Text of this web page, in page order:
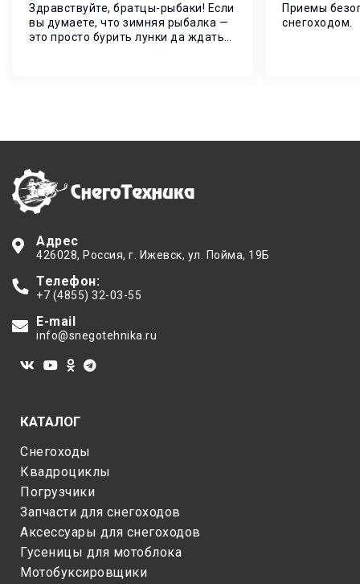
Здравствуйте, братцы-рыбаки! Если
вы думаете, что зимняя рыбалка —
это просто бурить лунки да ждать
Приемы
снегоходом.
Адрес
426028, Россия, г. Ижевск, ул. Пойма, 19Б
Телефон:
+7 (4855) 32-03-55
E-mail
info@snegotehnika.ru
КАТАЛОГ
Снегоходы
Квадроциклы
Погрузчики
Запчасти для снегоходов
Аксессуары для снегоходов
Гусеницы для мотоблока
Мотобуксировщики